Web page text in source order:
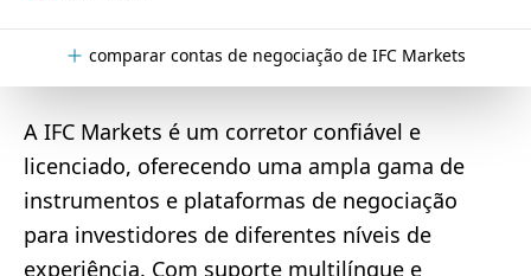
comparar contas de negociação de IFC Markets
A IFC Markets é um corretor confiável e
licenciado, oferecendo uma ampla gama de
instrumentos e plataformas de negociação
para investidores de diferentes níveis de
experiência. Com suporte multilíngue e